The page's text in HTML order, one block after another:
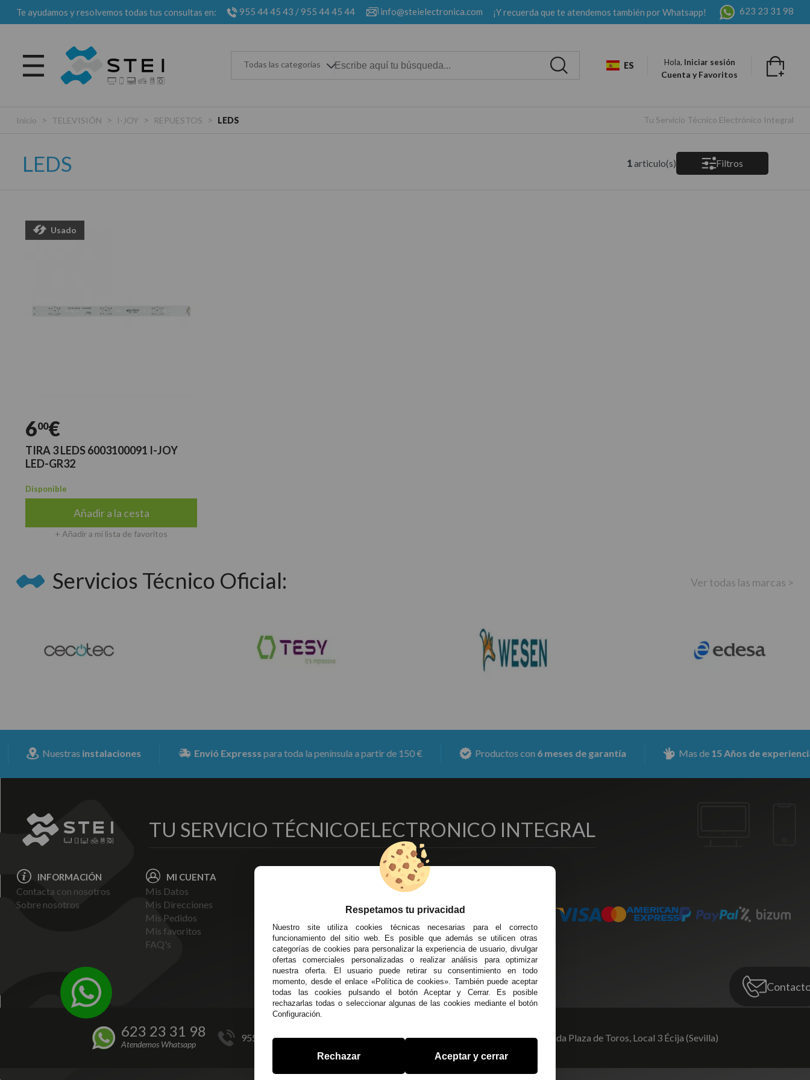
Te ayudamos y resolvemos todas tus consultas en: 955 44 45 43 /955 44 45 44 info@steielectronica.com ¡Y recuerda que te atendemos también por Whatsapp! 623 23 31 98
Todas las categorias ES Hola, Iniciar sesión
Cuenta y Favoritos
Inicio > TELEVISIÓN > I-JOY > REPUESTOS > LEDS Tu Servicio Técnico Electrónico Integral
LEDS 1articulo(s) Filtros
Usado
600€
TIRA 3 LEDS 6003100091 I-JOY
LED-GR32
Disponible
Añadir a la cesta
+ Añadir a mi lista de favoritos
Servicios Técnico Oficial: Ver todas las marcas >
Nuestrasinstalaciones Envió Expressspara toda la península a partir de 150 € Productos con6 meses de garantía Mas de 15 Años de experiencia
TU SERVICIO TÉCNICOELECTRONICO INTEGRAL
INFORMACIÓN
Contacta con nosotros
Sobre nosotros
MI CUENTA
Mis Datos
Mis Direcciones
Mis Pedidos
Mis favoritos
FAQ's
Entregas y Devoluciones
Pago Seguro
Terminos y
Condiciones Generales
Políticas de Cookies
DELEGACIONES
Écija - Sevilla
Av. Plaza de Toros. Local 3
Córdoba
C/ Ingeniero Iribarren, 14
Alzira - Valencia
C/ Esplugues, 135
623 23 31 98
Atendemos Whatsapp
955 44 45 43/955 44 45 44 info@steielectronica.com Avenida Plaza de Toros, Local 3 Écija (Sevilla)
Respetamos tu privacidad
Nuestro site utiliza cookies técnicas necesarias para el correcto
funcionamiento del sitio web. Es posible que además se utilicen otras
categorías de cookies para personalizar la experiencia de usuario, divulgar
ofertas comerciales personalizadas o realizar análisis para optimizar
nuestra oferta. El usuario puede retirar su consentimiento en todo
momento, desde el enlace «Política de cookies». También puede aceptar
todas las cookies pulsando el botón Aceptar y Cerrar. Es posible
rechazarlas todas o seleccionar algunas de las cookies mediante el botón
Configuración.
Rechazar Aceptar y cerrar